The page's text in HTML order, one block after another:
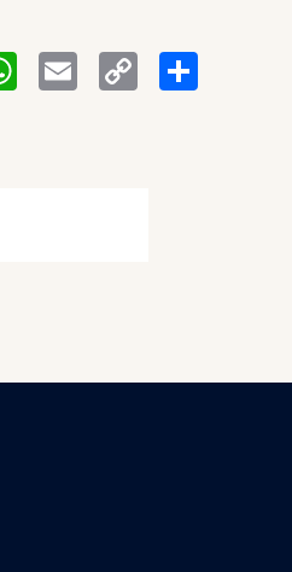
WhatsApp
EmailCopy
Link